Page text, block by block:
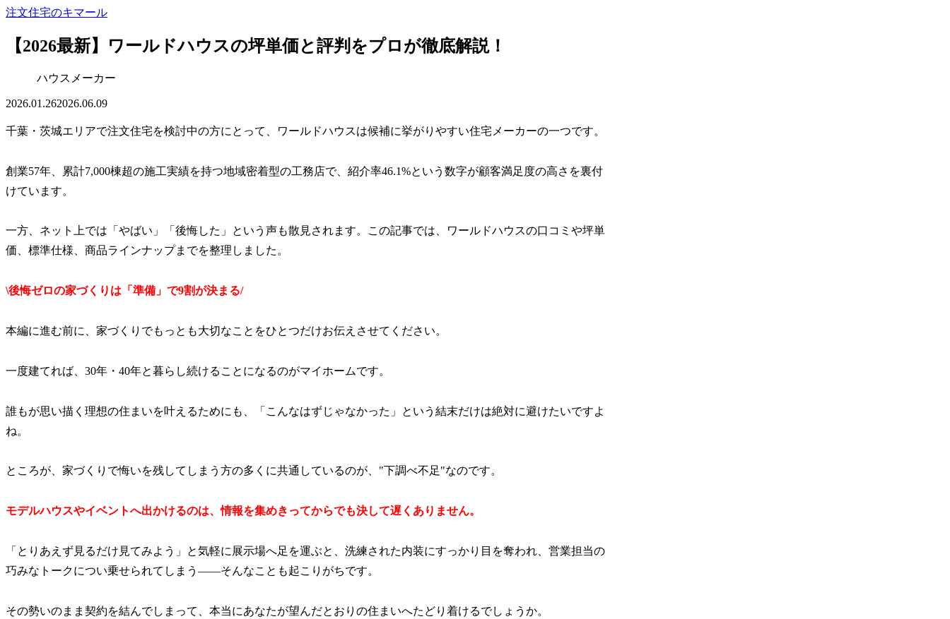
注文住宅のキマール
【2026最新】ワールドハウスの坪単価と評判をプロが徹底解説！
ハウスメーカー
2026.01.262026.06.09
千葉・茨城エリアで注文住宅を検討中の方にとって、ワールドハウスは候補に挙がりやすい住宅メーカーの一つです。
創業57年、累計7,000棟超の施工実績を持つ地域密着型の工務店で、紹介率46.1%という数字が顧客満足度の高さを裏付
けています。
一方、ネット上では「やばい」「後悔した」という声も散見されます。この記事では、ワールドハウスの口コミや坪単
価、標準仕様、商品ラインナップまでを整理しました。
\後悔ゼロの家づくりは「準備」で9割が決まる/
本編に進む前に、家づくりでもっとも大切なことをひとつだけお伝えさせてください。
一度建てれば、30年・40年と暮らし続けることになるのがマイホームです。
誰もが思い描く理想の住まいを叶えるためにも、「こんなはずじゃなかった」という結末だけは絶対に避けたいですよ
ね。
ところが、家づくりで悔いを残してしまう方の多くに共通しているのが、"下調べ不足"なのです。
モデルハウスやイベントへ出かけるのは、情報を集めきってからでも決して遅くありません。
「とりあえず見るだけ見てみよう」と気軽に展示場へ足を運ぶと、洗練された内装にすっかり目を奪われ、営業担当の
巧みなトークについ乗せられてしまう——そんなことも起こりがちです。
その勢いのまま契約を結んでしまって、本当にあなたが望んだとおりの住まいへたどり着けるでしょうか。